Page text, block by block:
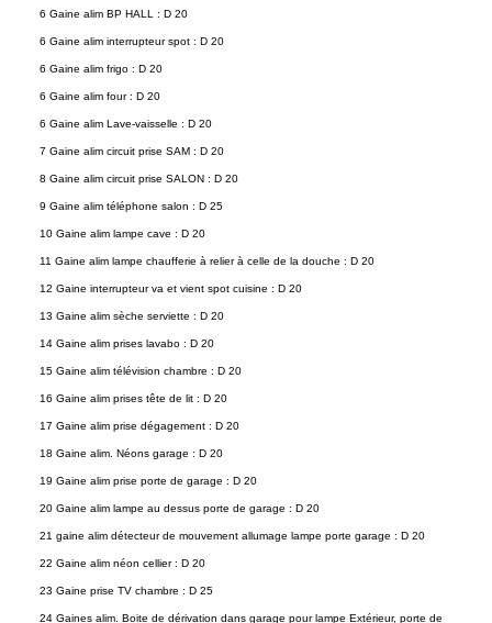
6 Gaine alim BP HALL : D 20
6 Gaine alim interrupteur spot : D 20
6 Gaine alim frigo : D 20
6 Gaine alim four : D 20
6 Gaine alim Lave-vaisselle : D 20
7 Gaine alim circuit prise SAM : D 20
8 Gaine alim circuit prise SALON : D 20
9 Gaine alim téléphone salon : D 25
10 Gaine alim lampe cave : D 20
11 Gaine alim lampe chaufferie à relier à celle de la douche : D 20
12 Gaine interrupteur va et vient spot cuisine : D 20
13 Gaine alim sèche serviette : D 20
14 Gaine alim prises lavabo : D 20
15 Gaine alim télévision chambre : D 20
16 Gaine alim prises tête de lit : D 20
17 Gaine alim prise dégagement : D 20
18 Gaine alim. Néons garage : D 20
19 Gaine alim prise porte de garage : D 20
20 Gaine alim lampe au dessus porte de garage : D 20
21 gaine alim détecteur de mouvement allumage lampe porte garage : D 20
22 Gaine alim néon cellier : D 20
23 Gaine prise TV chambre : D 25
24 Gaines alim. Boite de dérivation dans garage pour lampe Extérieur, porte de